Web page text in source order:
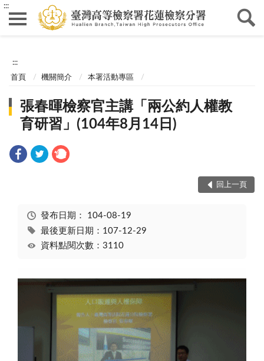
:::
:::
首頁 機關簡介 本署活動專區
張春暉檢察官主講「兩公約人權教
育研習」(104年8月14日)
回上一頁
發布日期： 104-08-19
最後更新日期：107-12-29
資料點閱次數：3110